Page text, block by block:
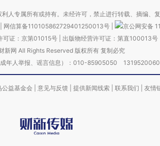
人专属所有或持有。未经许可，禁止进行转载、摘编、
网信算备110105862729401250013号
京公网安备
可证：京第01015号| 出版物经营许可证：第直100013号
新网 All Rights Reserved 版权所有 复制必究
成年人举报、谣言信息）：010-85905050
公益基金会 意见与反馈 提供新闻线索 联系我们 友情